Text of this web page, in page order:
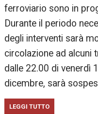
ferroviario sono in
Durante il periodo
degli interventi sarà
circolazione ad alcuni
dalle 22.00 di venerdì
dicembre, sarà
LEGGI TUTTO